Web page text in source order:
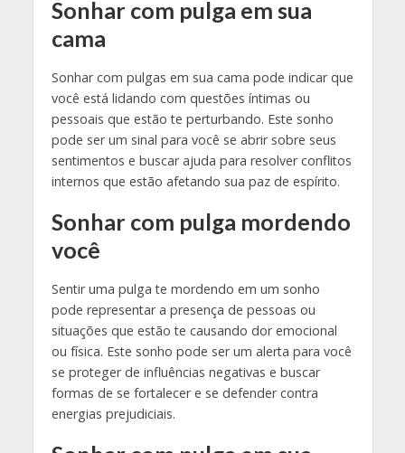
Sonhar com pulga em sua
cama
Sonhar com pulgas em sua cama pode indicar que
você está lidando com questões íntimas ou
pessoais que estão te perturbando. Este sonho
pode ser um sinal para você se abrir sobre seus
sentimentos e buscar ajuda para resolver conflitos
internos que estão afetando sua paz de espírito.
Sonhar com pulga mordendo
você
Sentir uma pulga te mordendo em um sonho
pode representar a presença de pessoas ou
situações que estão te causando dor emocional
ou física. Este sonho pode ser um alerta para você
se proteger de influências negativas e buscar
formas de se fortalecer e se defender contra
energias prejudiciais.